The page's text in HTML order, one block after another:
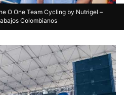
O One Team Cycling by Nutrigel –
Colombianos